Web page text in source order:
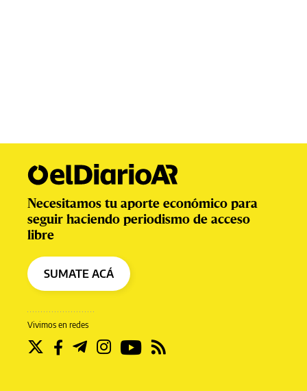
Vivimos en redes
Necesitamos tu aporte económico para
seguir haciendo periodismo de acceso
libre
SUMATE ACÁ